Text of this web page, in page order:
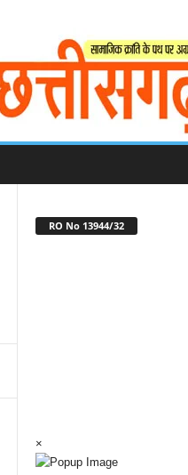
RO No 13944/32
×